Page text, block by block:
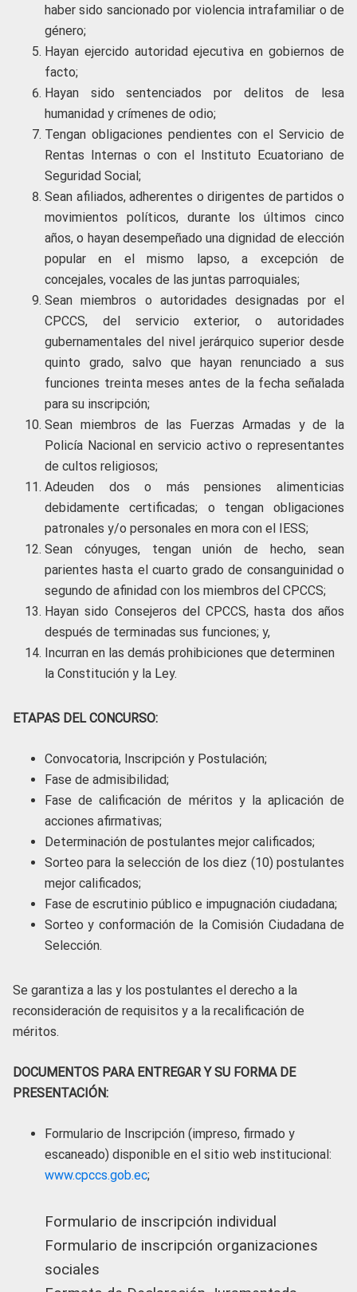
haber sido sancionado por violencia intrafamiliar o de
género;
Hayan ejercido autoridad ejecutiva en gobiernos de
facto;
Hayan sido sentenciados por delitos de lesa
humanidad y crímenes de odio;
Tengan obligaciones pendientes con el Servicio de
Rentas Internas o con el Instituto Ecuatoriano de
Seguridad Social;
Sean afiliados, adherentes o dirigentes de partidos o
movimientos políticos, durante los últimos cinco
años, o hayan desempeñado una dignidad de elección
popular en el mismo lapso, a excepción de
concejales, vocales de las juntas parroquiales;
Sean miembros o autoridades designadas por el
CPCCS, del servicio exterior, o autoridades
gubernamentales del nivel jerárquico superior desde
quinto grado, salvo que hayan renunciado a sus
funciones treinta meses antes de la fecha señalada
para su inscripción;
Sean miembros de las Fuerzas Armadas y de la
Policía Nacional en servicio activo o representantes
de cultos religiosos;
Adeuden dos o más pensiones alimenticias
debidamente certificadas; o tengan obligaciones
patronales y/o personales en mora con el IESS;
Sean cónyuges, tengan unión de hecho, sean
parientes hasta el cuarto grado de consanguinidad o
segundo de afinidad con los miembros del CPCCS;
Hayan sido Consejeros del CPCCS, hasta dos años
después de terminadas sus funciones; y,
Incurran en las demás prohibiciones que determinen
la Constitución y la Ley.
ETAPAS DEL CONCURSO:
Convocatoria, Inscripción y Postulación;
Fase de admisibilidad;
Fase de calificación de méritos y la aplicación de
acciones afirmativas;
Determinación de postulantes mejor calificados;
Sorteo para la selección de los diez (10) postulantes
mejor calificados;
Fase de escrutinio público e impugnación ciudadana;
Sorteo y conformación de la Comisión Ciudadana de
Selección.
Se garantiza a las y los postulantes el derecho a la
reconsideración de requisitos y a la recalificación de
méritos.
DOCUMENTOS PARA ENTREGAR Y SU FORMA DE
PRESENTACIÓN:
Formulario de Inscripción (impreso, firmado y
escaneado) disponible en el sitio web institucional:
www.cpccs.gob.ec;
Formulario de inscripción individual
Formulario de inscripción organizaciones
sociales